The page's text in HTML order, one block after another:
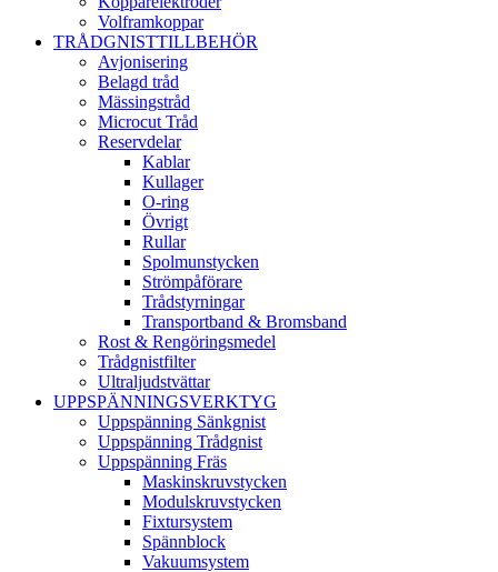
Volframkoppar
TRÅDGNISTTILLBEHÖR
Avjonisering
Belagd tråd
Mässingstråd
Microcut Tråd
Reservdelar
Kablar
Kullager
O-ring
Övrigt
Rullar
Spolmunstycken
Strömpåförare
Trådstyrningar
Transportband & Bromsband
Rost & Rengöringsmedel
Trådgnistfilter
Ultraljudstvättar
UPPSPÄNNINGSVERKTYG
Uppspänning Sänkgnist
Uppspänning Trådgnist
Uppspänning Fräs
Maskinskruvstycken
Modulskruvstycken
Fixtursystem
Spännblock
Vakuumsystem